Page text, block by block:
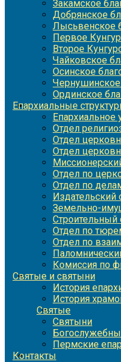
Закамское
Добрянское
Лысьвенское
Первое
Второе
Чайковское
Осинское
Чернушинское
Ординское
Епархиальные
Епархиальное
Отдел
Отдел
Отдел
Отдел по
Отдел по
Издательский
Земельно-
Строительный
Отдел по
Отдел по
Комиссия по
Святые и святыни
История
История
Святые
Святыни
Пермские
Контакты